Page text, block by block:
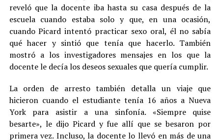
reveló que la docente iba hasta su casa después de la
escuela cuando estaba solo y que, en una ocasión,
cuando Picard intentó practicar sexo oral, él no sabía
qué hacer y sintió que tenía que hacerlo. También
mostró a los investigadores mensajes en los que la
docente le decía los deseos sexuales que quería cumplir.
La orden de arresto también detalla un viaje que
hicieron cuando el estudiante tenía 16 años a Nueva
York para asistir a una sinfonía. «Siempre quise
besarte», le dijo Picard y fue allí que se besaron por
primera vez. Incluso, la docente lo llevó en más de una